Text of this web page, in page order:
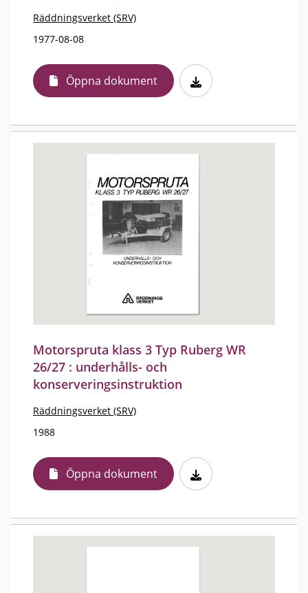
Räddningsverket (SRV)
1977-08-08
Öppna dokument
Motorspruta klass 3 Typ Ruberg WR
26/27 : underhålls- och
konserveringsinstruktion
Räddningsverket (SRV)
1988
Öppna dokument